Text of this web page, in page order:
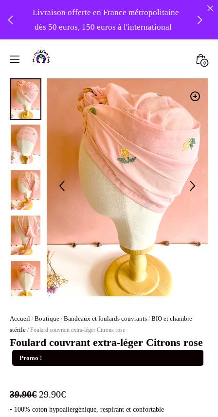
Livraison offerte en France métropolitaine
dès 50 euros, 150 euros à l'international
0
Accueil / Boutique / Bandeaux et foulards couvrants / BIO et chambre
stérile / Foulard couvrant extra-léger Citrons rose
Foulard couvrant extra-léger Citrons rose
Promo !
39.90€ Le
prix
29.90€Le
prix
• 100% coton hypoallergénique, respirant et confortable